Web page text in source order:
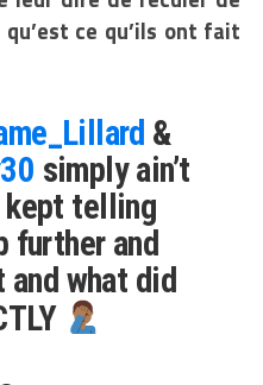
ce qu’ils ont fait
&
simply ain’t
telling
further and
what did